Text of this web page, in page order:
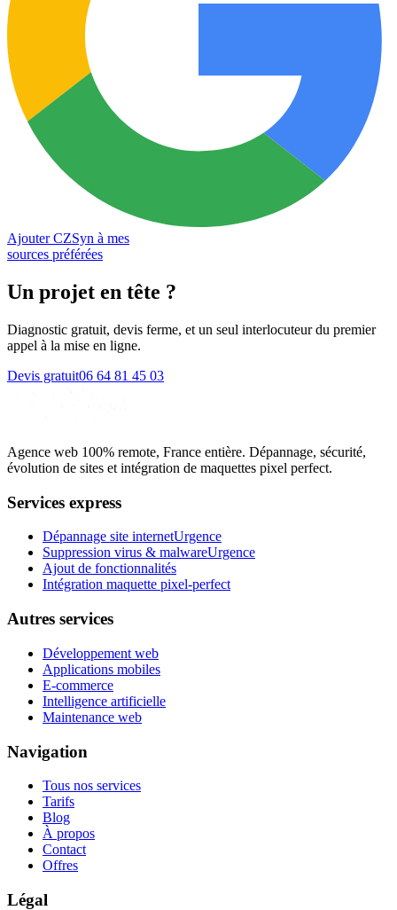
Ajouter CZSyn à mes
sources préférées
Un projet en tête ?
Diagnostic gratuit, devis ferme, et un seul interlocuteur du premier
appel à la mise en ligne.
Devis gratuit06 64 81 45 03
Agence web 100% remote, France entière. Dépannage, sécurité,
évolution de sites et intégration de maquettes pixel perfect.
Services express
Dépannage site internetUrgence
Suppression virus & malwareUrgence
Ajout de fonctionnalités
Intégration maquette pixel-perfect
Autres services
Développement web
Applications mobiles
E-commerce
Intelligence artificielle
Maintenance web
Navigation
Tous nos services
Tarifs
Blog
À propos
Contact
Offres
Légal